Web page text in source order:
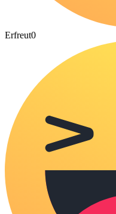
Erfreut0